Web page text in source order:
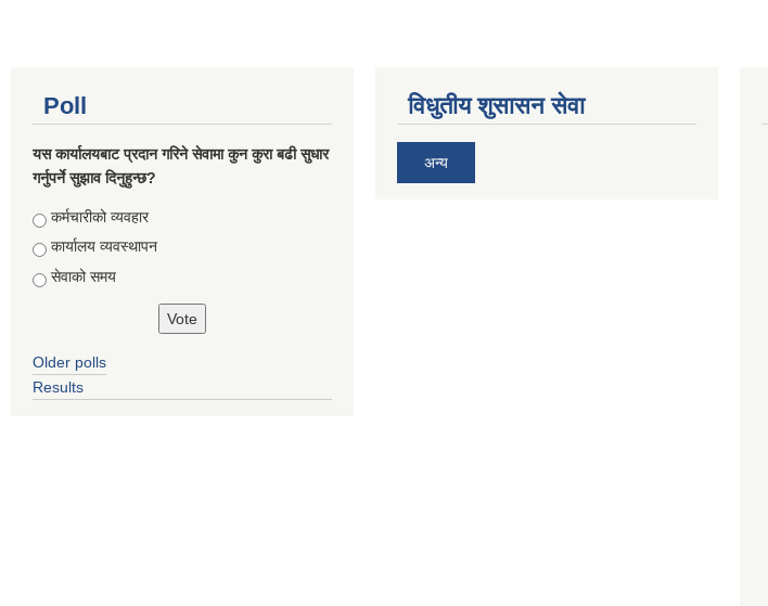
Poll
यस कार्यालयबाट प्रदान गरिने सेवामा कुन कुरा बढी सुधार
गर्नुपर्ने सुझाव दिनुहुन्छ?
Choices
कर्मचारीको व्यवहार
कार्यालय व्यवस्थापन
सेवाको समय
Older polls
Results
विधुतीय शुसासन सेवा
अन्य